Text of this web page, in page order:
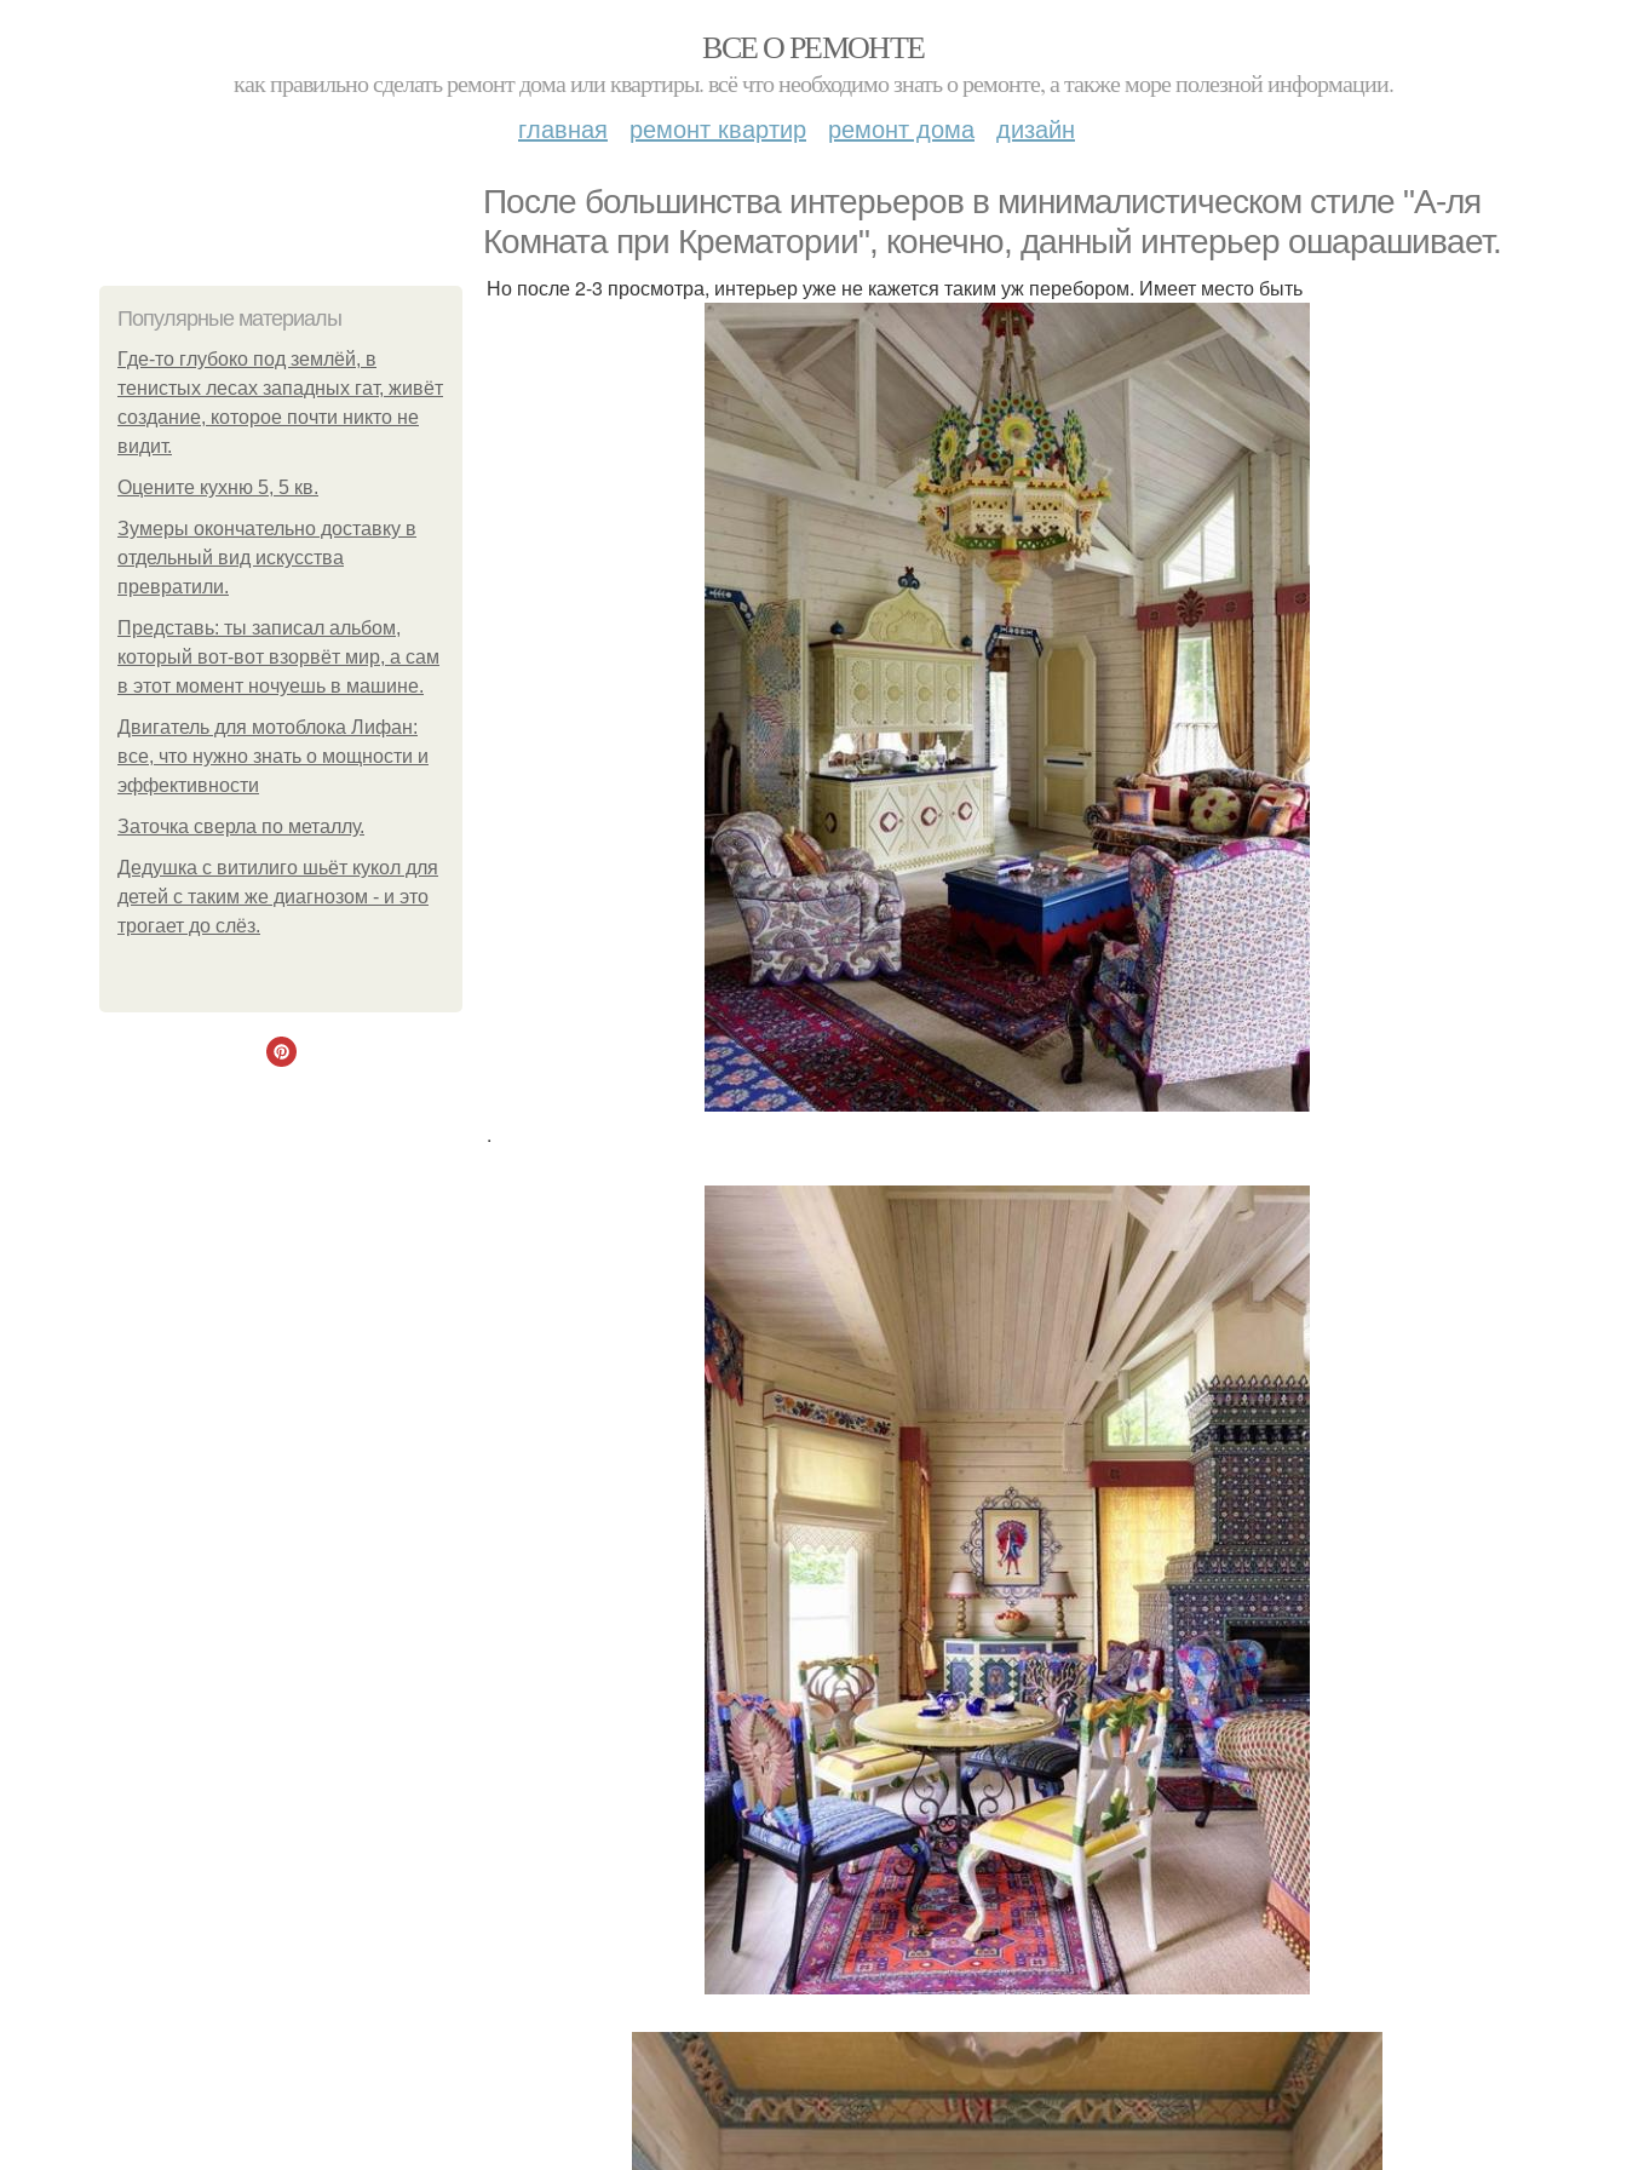
ВСЕ О РЕМОНТЕ
как правильно сделать ремонт дома или квартиры. всё что необходимо знать о ремонте, а также море полезной информации.
главная ремонт квартир ремонт дома дизайн
После большинства интерьеров в минималистическом стиле "А-ля
Комната при Крематории", конечно, данный интерьер ошарашивает.
Популярные материалы
Где-то глубоко под землёй, в
тенистых лесах западных гат, живёт
создание, которое почти никто не
видит.
Оцените кухню 5, 5 кв.
Зумеры окончательно доставку в
отдельный вид искусства
превратили.
Представь: ты записал альбом,
который вот-вот взорвёт мир, а сам
в этот момент ночуешь в машине.
Двигатель для мотоблока Лифан:
все, что нужно знать о мощности и
эффективности
Заточка сверла по металлу.
Дедушка с витилиго шьёт кукол для
детей с таким же диагнозом - и это
трогает до слёз.
Но после 2-3 просмотра, интерьер уже не кажется таким уж перебором. Имеет место быть
.